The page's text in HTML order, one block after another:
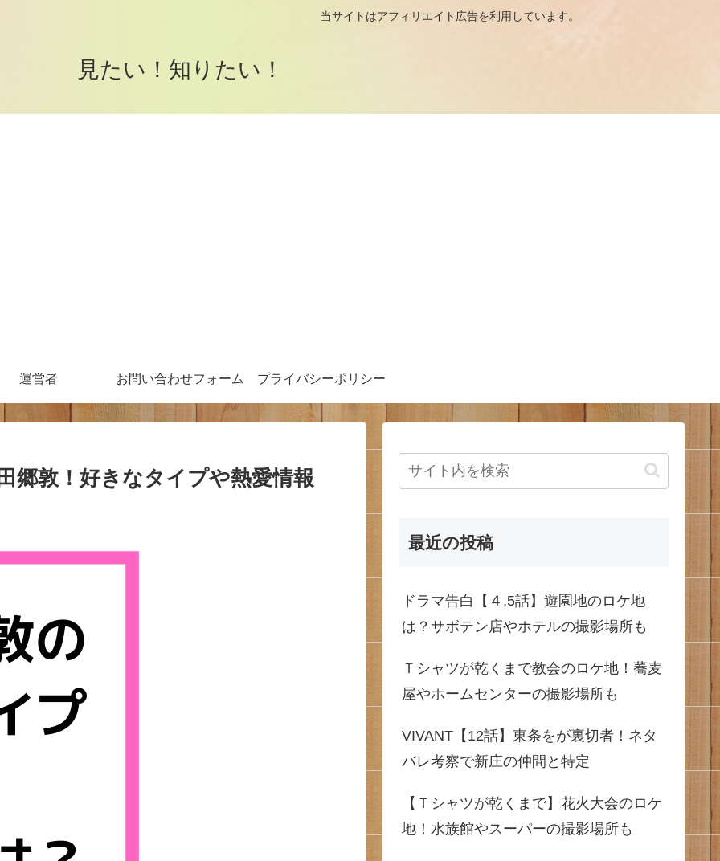
です。 当サイトはアフィリエイト広告を利用しています。
見たい！知りたい！
運営者 お問い合わせフォーム プライバシーポリシー
郷敦！好きなタイプや熱愛情報
最近の投稿
ドラマ告白【４,5話】遊園地のロケ地
は？サボテン店やホテルの撮影場所も
Ｔシャツが乾くまで教会のロケ地！蕎麦
屋やホームセンターの撮影場所も
VIVANT【12話】東条をが裏切者！ネタ
バレ考察で新庄の仲間と特定
【Ｔシャツが乾くまで】花火大会のロケ
地！水族館やスーパーの撮影場所も